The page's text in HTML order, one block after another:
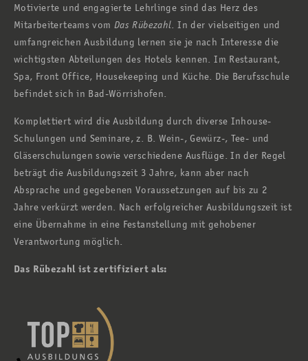
Motivierte und engagierte Lehrlinge sind das Herz des
Mitarbeiterteams vom Das Rübezahl. In der vielseitigen und
umfangreichen Ausbildung lernen sie je nach Interesse die
wichtigsten Abteilungen des Hotels kennen. Im Restaurant,
Spa, Front Office, Housekeeping und Küche. Die Berufsschule
befindet sich in Bad-Wörrishofen.
Komplettiert wird die Ausbildung durch diverse Inhouse-
Schulungen und Seminare, z. B. Wein-, Gewürz-, Tee- und
Gläserschulungen sowie verschiedene Ausflüge. In der Regel
beträgt die Ausbildungszeit 3 Jahre, kann aber nach
Absprache und gegebenen Voraussetzungen auf bis zu 2
Jahre verkürzt werden. Nach erfolgreicher Ausbildungszeit ist
eine Übernahme in eine Festanstellung mit gehobener
Verantwortung möglich.
Das Rübezahl ist zertifiziert als: